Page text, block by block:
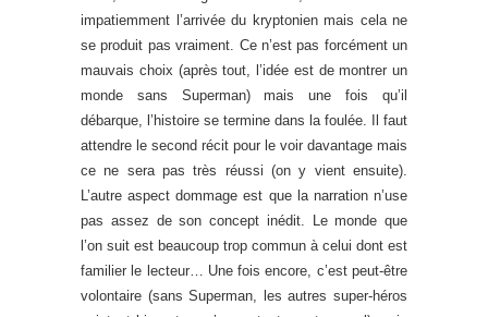
impatiemment l’arrivée du kryptonien mais cela ne
se produit pas vraiment. Ce n’est pas forcément un
mauvais choix (après tout, l’idée est de montrer un
monde sans Superman) mais une fois qu’il
débarque, l’histoire se termine dans la foulée. Il faut
attendre le second récit pour le voir davantage mais
ce ne sera pas très réussi (on y vient ensuite).
L’autre aspect dommage est que la narration n’use
pas assez de son concept inédit. Le monde que
l’on suit est beaucoup trop commun à celui dont est
familier le lecteur… Une fois encore, c’est peut-être
volontaire (sans Superman, les autres super-héros